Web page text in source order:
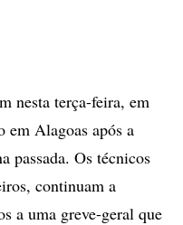
nesta terça-feira, em
em Alagoas após a
passada. Os técnicos
continuam a
a uma greve-geral que